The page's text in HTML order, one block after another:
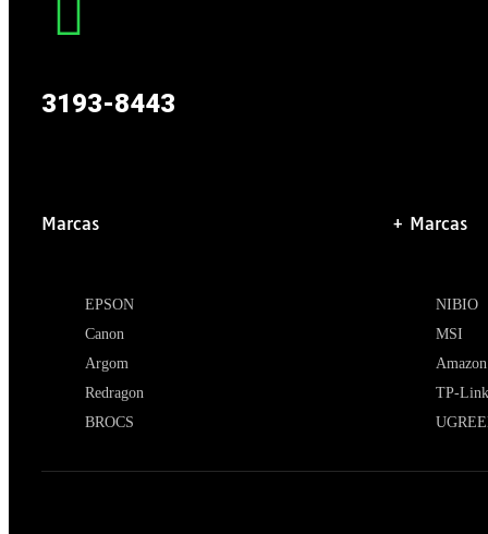
3193-8443
Marcas
EPSON
Canon
Argom
Redragon
BROCS
+ Marcas
NIBIO
MSI
Amazon
TP-Link